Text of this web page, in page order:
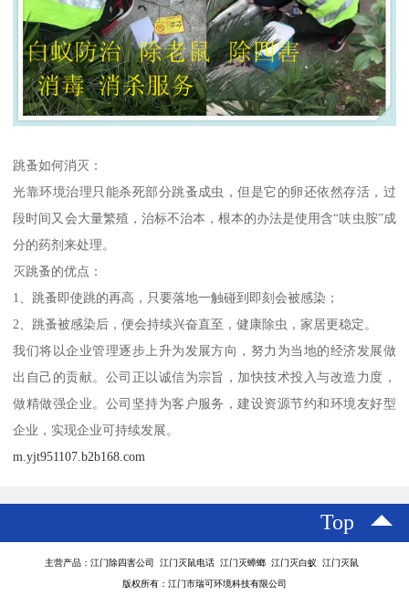
跳蚤如何消灭：
光靠环境治理只能杀死部分跳蚤成虫，但是它的卵还依然存活，过
段时间又会大量繁殖，治标不治本，根本的办法是使用含“呋虫胺”成
分的药剂来处理。
灭跳蚤的优点：
1、跳蚤即使跳的再高，只要落地一触碰到即刻会被感染；
2、跳蚤被感染后，便会持续兴奋直至，健康除虫，家居更稳定。
我们将以企业管理逐步上升为发展方向，努力为当地的经济发展做
出自己的贡献。公司正以诚信为宗旨，加快技术投入与改造力度，
做精做强企业。公司坚持为客户服务，建设资源节约和环境友好型
企业，实现企业可持续发展。
m.yjt951107.b2b168.com
Top
主营产品：江门除四害公司 江门灭鼠电话 江门灭蟑螂 江门灭白蚁 江门灭鼠
版权所有：江门市瑞可环境科技有限公司